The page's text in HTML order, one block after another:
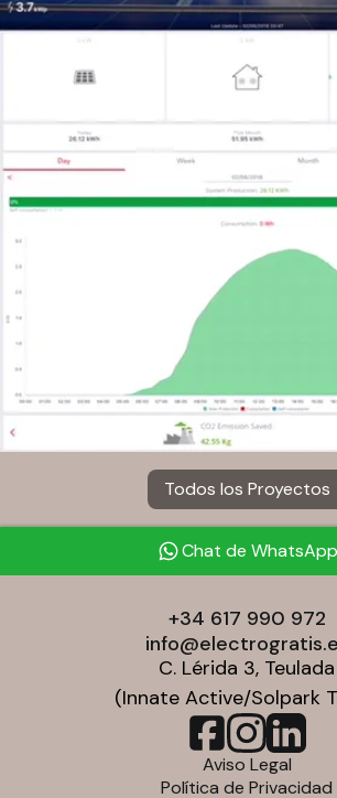
Todos los Proyectos
Chat de WhatsApp
+34 617 990 972
C. Lérida 3, Teulada
(Innate Active/Solpark
Aviso Legal
Política de Privacidad